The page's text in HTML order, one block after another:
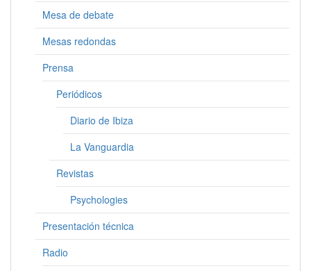
Mesa de debate
Mesas redondas
Prensa
Periódicos
Diario de Ibiza
La Vanguardia
Revistas
Psychologies
Presentación técnica
Radio